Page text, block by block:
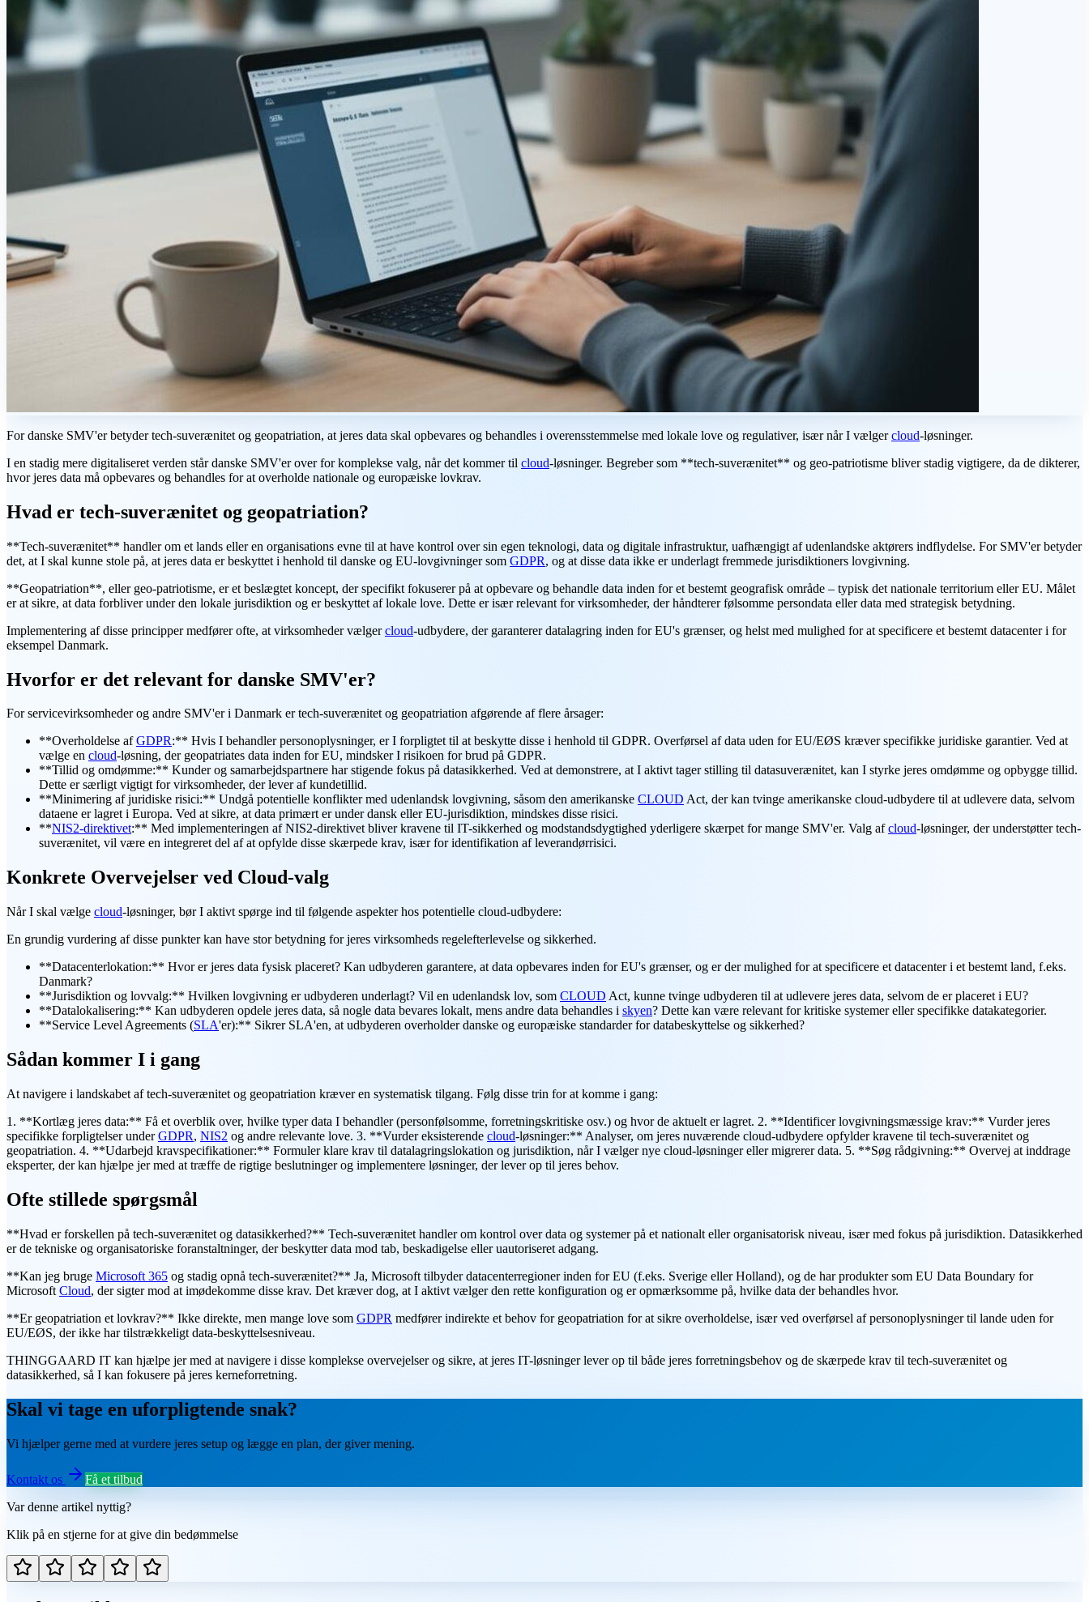
For danske SMV'er betyder tech-suverænitet og geopatriation, at jeres data skal opbevares og behandles i overensstemmelse med lokale love og regulativer, især når I vælgercloud-løsninger.
I en stadig mere digitaliseret verden står danske SMV'er over for komplekse valg, når det kommer til cloud-løsninger. Begreber som **tech-suverænitet** og geo-patriotisme bliver stadig vigtigere, da de dikterer,
hvor jeres data må opbevares og behandles for at overholde nationale og europæiske lovkrav.
Hvad er tech-suverænitet og geopatriation?
**Tech-suverænitet** handler om et lands eller en organisations evne til at have kontrol over sin egen teknologi, data og digitale infrastruktur, uafhængigt af udenlandske aktørers indflydelse. For SMV'er betyder
det, at I skal kunne stole på, at jeres data er beskyttet i henhold til danske og EU-lovgivninger som GDPR, og at disse data ikke er underlagt fremmede jurisdiktioners lovgivning.
**Geopatriation**, eller geo-patriotisme, er et beslægtet koncept, der specifikt fokuserer på at opbevare og behandle data inden for et bestemt geografisk område – typisk det nationale territorium eller EU. Målet
er at sikre, at data forbliver under den lokale jurisdiktion og er beskyttet af lokale love. Dette er især relevant for virksomheder, der håndterer følsomme persondata eller data med strategisk betydning.
Implementering af disse principper medfører ofte, at virksomheder vælgercloud-udbydere, der garanterer datalagring inden for EU's grænser, og helst med mulighed for at specificere et bestemt datacenter i for
eksempel Danmark.
Hvorfor er det relevant for danske SMV'er?
For servicevirksomheder og andre SMV'er i Danmark er tech-suverænitet og geopatriation afgørende af flere årsager:
**Overholdelse afGDPR:** Hvis I behandler personoplysninger, er I forpligtet til at beskytte disse i henhold til GDPR. Overførsel af data uden for EU/EØS kræver specifikke juridiske garantier. Ved at
vælge en cloud-løsning, der geopatriates data inden for EU, mindsker I risikoen for brud på GDPR.
**Tillid og omdømme:** Kunder og samarbejdspartnere har stigende fokus på datasikkerhed. Ved at demonstrere, at I aktivt tager stilling til datasuverænitet, kan I styrke jeres omdømme og opbygge tillid.
Dette er særligt vigtigt for virksomheder, der lever af kundetillid.
**Minimering af juridiske risici:** Undgå potentielle konflikter med udenlandsk lovgivning, såsom den amerikanske CLOUD Act, der kan tvinge amerikanske cloud-udbydere til at udlevere data, selvom
dataene er lagret i Europa. Ved at sikre, at data primært er under dansk eller EU-jurisdiktion, mindskes disse risici.
**NIS2-direktivet:** Med implementeringen af NIS2-direktivet bliver kravene til IT-sikkerhed og modstandsdygtighed yderligere skærpet for mange SMV'er. Valg afcloud-løsninger, der understøtter tech-
suverænitet, vil være en integreret del af at opfylde disse skærpede krav, især for identifikation af leverandørrisici.
Konkrete Overvejelser ved Cloud-valg
Når I skal vælge cloud-løsninger, bør I aktivt spørge ind til følgende aspekter hos potentielle cloud-udbydere:
En grundig vurdering af disse punkter kan have stor betydning for jeres virksomheds regelefterlevelse og sikkerhed.
**Datacenterlokation:** Hvor er jeres data fysisk placeret? Kan udbyderen garantere, at data opbevares inden for EU's grænser, og er der mulighed for at specificere et datacenter i et bestemt land, f.eks.
Danmark?
**Jurisdiktion og lovvalg:** Hvilken lovgivning er udbyderen underlagt? Vil en udenlandsk lov, som CLOUD Act, kunne tvinge udbyderen til at udlevere jeres data, selvom de er placeret i EU?
**Datalokalisering:** Kan udbyderen opdele jeres data, så nogle data bevares lokalt, mens andre data behandles i skyen? Dette kan være relevant for kritiske systemer eller specifikke datakategorier.
**Service Level Agreements (SLA'er):** Sikrer SLA'en, at udbyderen overholder danske og europæiske standarder for databeskyttelse og sikkerhed?
Sådan kommer I i gang
At navigere i landskabet af tech-suverænitet og geopatriation kræver en systematisk tilgang. Følg disse trin for at komme i gang:
1. **Kortlæg jeres data:** Få et overblik over, hvilke typer data I behandler (personfølsomme, forretningskritiske osv.) og hvor de aktuelt er lagret. 2. **Identificer lovgivningsmæssige krav:** Vurder jeres
specifikke forpligtelser underGDPR, NIS2 og andre relevante love. 3. **Vurder eksisterende cloud-løsninger:** Analyser, om jeres nuværende cloud-udbydere opfylder kravene til tech-suverænitet og
geopatriation. 4. **Udarbejd kravspecifikationer:** Formuler klare krav til datalagringslokation og jurisdiktion, når I vælger nye cloud-løsninger eller migrerer data. 5. **Søg rådgivning:** Overvej at inddrage
eksperter, der kan hjælpe jer med at træffe de rigtige beslutninger og implementere løsninger, der lever op til jeres behov.
Ofte stillede spørgsmål
**Hvad er forskellen på tech-suverænitet og datasikkerhed?** Tech-suverænitet handler om kontrol over data og systemer på et nationalt eller organisatorisk niveau, især med fokus på jurisdiktion. Datasikkerhed
er de tekniske og organisatoriske foranstaltninger, der beskytter data mod tab, beskadigelse eller uautoriseret adgang.
**Kan jeg bruge Microsoft 365 og stadig opnå tech-suverænitet?** Ja, Microsoft tilbyder datacenterregioner inden for EU (f.eks. Sverige eller Holland), og de har produkter som EU Data Boundary for
Microsoft Cloud, der sigter mod at imødekomme disse krav. Det kræver dog, at I aktivt vælger den rette konfiguration og er opmærksomme på, hvilke data der behandles hvor.
**Er geopatriation et lovkrav?** Ikke direkte, men mange love som GDPR medfører indirekte et behov for geopatriation for at sikre overholdelse, især ved overførsel af personoplysninger til lande uden for
EU/EØS, der ikke har tilstrækkeligt data-beskyttelsesniveau.
THINGGAARD IT kan hjælpe jer med at navigere i disse komplekse overvejelser og sikre, at jeres IT-løsninger lever op til både jeres forretningsbehov og de skærpede krav til tech-suverænitet og
datasikkerhed, så I kan fokusere på jeres kerneforretning.
Skal vi tage en uforpligtende snak?
Vi hjælper gerne med at vurdere jeres setup og lægge en plan, der giver mening.
Kontakt os
Få et tilbud
Var denne artikel nyttig?
Klik på en stjerne for at give din bedømmelse